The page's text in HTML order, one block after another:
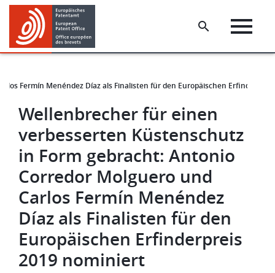
Skip
main
content
Skip
footer
Fermín Menéndez Díaz als Finalisten für den Europäischen
Wellenbrecher für einen
verbesserten Küstenschutz
in Form gebracht: Antonio
Corredor Molguero und
Carlos Fermín Menéndez
Díaz als Finalisten für den
Europäischen Erfinderpreis
2019 nominiert